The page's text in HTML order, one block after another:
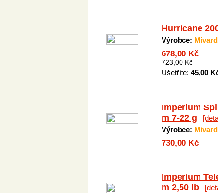
Hurricane
Výrobce:
678,00 Kč
723,00 Kč
Ušetříte: 45,00
Imperium
m 7-22 g
Výrobce:
730,00 Kč
Imperium
m 2,50 lb